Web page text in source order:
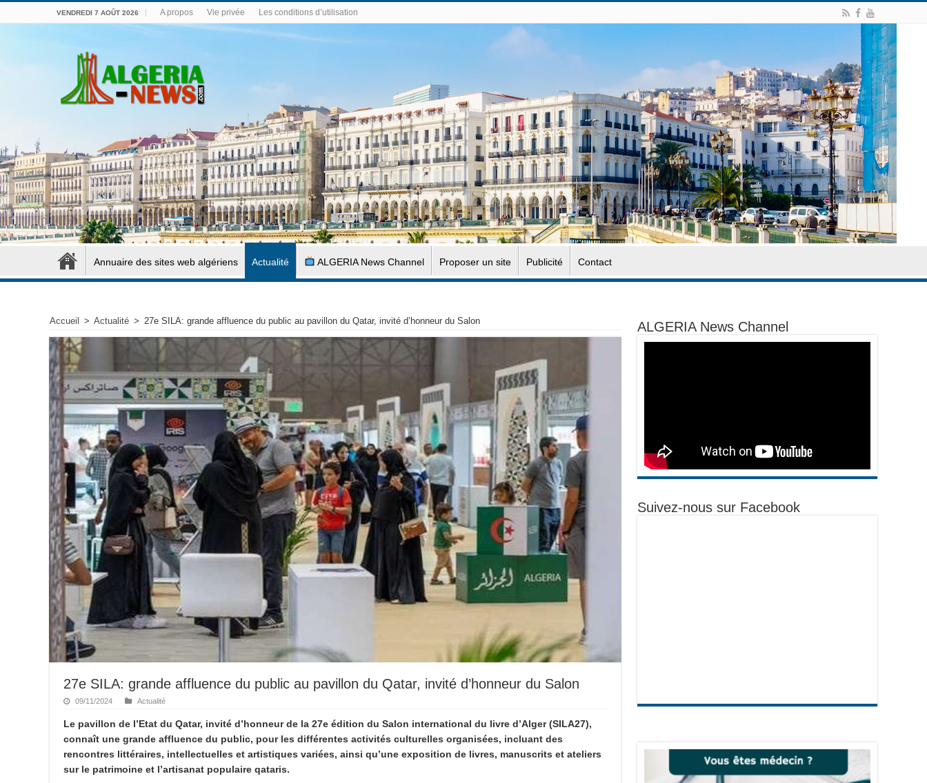
VENDREDI 7 AOÛT 2026 A propos Vie privée Les conditions d’utilisation
Annuaire des sites web algériens Actualité ALGERIA News Channel Proposer un site Publicité Contact
Accueil > Actualité > 27e SILA: grande affluence du public au pavillon du Qatar, invité d’honneur du Salon
27e SILA: grande affluence du public au pavillon du Qatar, invité d’honneur du Salon
09/11/2024 Actualité
Le pavillon de l’Etat du Qatar, invité d’honneur de la 27e édition du Salon international du livre d’Alger (SILA27),
connaît une grande affluence du public, pour les différentes activités culturelles organisées, incluant des
rencontres littéraires, intellectuelles et artistiques variées, ainsi qu’une exposition de livres, manuscrits et ateliers
sur le patrimoine et l’artisanat populaire qataris.
ALGERIA News Channel
Suivez-nous sur Facebook